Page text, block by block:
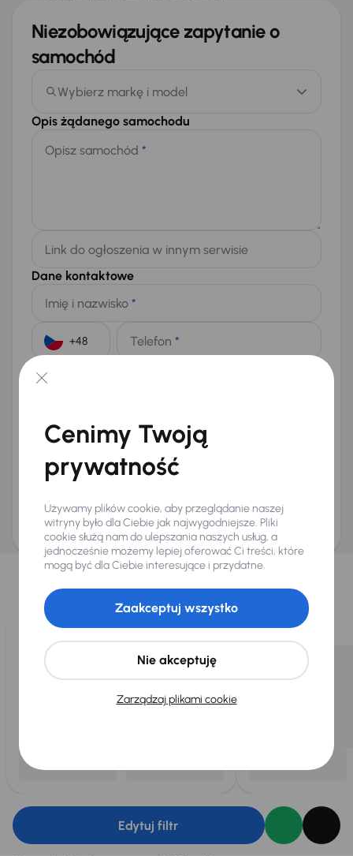
Niezobowiązujące zapytanie o
samochód
Wybierz markę i model
Opis żądanego samochodu
Opisz samochód *
Link do ogłoszenia w innym serwisie
Dane kontaktowe
Imię i nazwisko *
Telefon *
E-mail
Na numer telefonu (opcjonalnie)
Wyślij zapytanie
ani zagwarantowaną dostępnością pojazdu. AURES Holdings a.s., z siedzibą
Dopraváků 874/15, Čimice, 184 00 Praga 8, będzie przechowywać i przetwarzać
Twoje dane osobowe zgodnie z zasadami ochrony i przetwarzaniadanych
osobowych
Wybraliśmy dla Ciebie
Wybieramy dla Ciebienajlepsze pojazdyz naszej oferty. Kupimy
dla Ciebiedo 400 pojazdówkażdego dnia.
Edytuj filtr
Cenimy Twoją
prywatność
Używamy plików cookie, aby przeglądanie naszej
witryny było dla Ciebie jak najwygodniejsze. Pliki
cookie służą nam do ulepszania naszych usług, a
jednocześnie możemy lepiej oferować Ci treści, które
mogą być dla Ciebie interesujące i przydatne.
Zarządzaj plikami cookie
Nie akceptuję
Zaakceptuj wszystko